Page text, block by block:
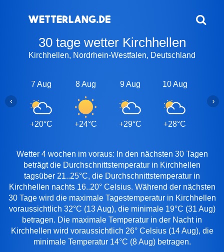
30 tage wetter Kirchhellen
Kirchhellen, Nordrhein-Westfalen, Deutschland
7 Aug
+20°C
8 Aug
+24°C
9 Aug
+29°C
10 Aug
+28°C
‹ ›
Wetter 4 wochen im voraus: In den nächsten 30 Tagen
beträgt die Durchschnittstemperatur in Kirchhellen
tagsüber 21..25°C, die Durchschnittstemperatur in
Kirchhellen nachts 16..20° Celsius. Während der nächsten
30 Tage wird die maximale Tagestemperatur in Kirchhellen
voraussichtlich 32°C (13 Aug), die minimale 19°C (31 Aug)
betragen. Die maximale Temperatur in der Nacht in
Kirchhellen wird voraussichtlich 26° Celsius (14 Aug), die
minimale Temperatur 14°C (8 Aug) betragen.